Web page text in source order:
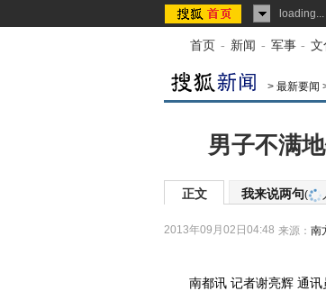
loading...
首页 - 新闻 - 军事 - 文
> 最新要闻
男子不满
正文 我来说两句(
2013年09月02日04:48 来源： 南
南都讯 记者谢亮辉 通讯